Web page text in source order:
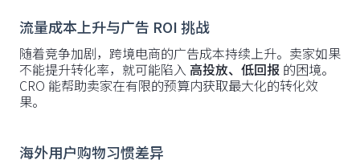
流量成本上升与广告 ROI 挑战
随着竞争加剧，跨境电商的广告成本持续上升。卖家如果
不能提升转化率，就可能陷入 高投放、低回报 的困境。
CRO 能帮助卖家在有限的预算内获取最大化的转化效
果。
海外用户购物习惯差异